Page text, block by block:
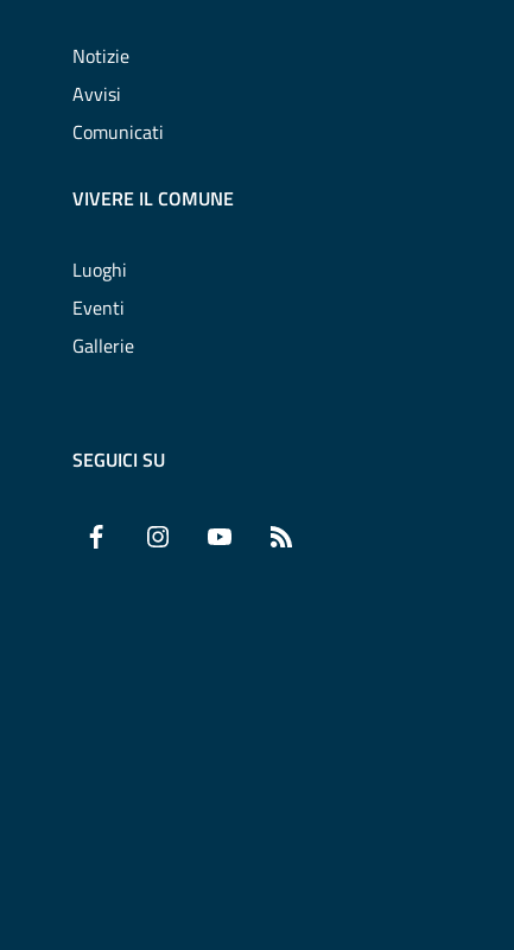
Notizie
Avvisi
Comunicati
VIVERE IL COMUNE
Luoghi
Eventi
Gallerie
SEGUICI SU
Facebook InstagramYouTube